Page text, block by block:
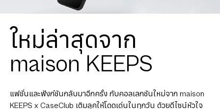
ใหม่ล่าสุดจาก
maison KEEPS
แฟชั่นและฟังก์ชันกลับมาอีกครั้ง กับคอลเลกชันใหม่จาก maison
KEEPS x CaseClub เติมลุคให้โดดเด่นในทุกวัน ด้วยดีไซน์หัวใจ